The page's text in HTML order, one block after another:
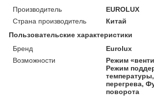
Производитель
EUROLUX
Страна производитель
Китай
Пользовательские характеристики
Бренд
Eurolux
Возможности
Режим
Режим
перегрева,
поворота